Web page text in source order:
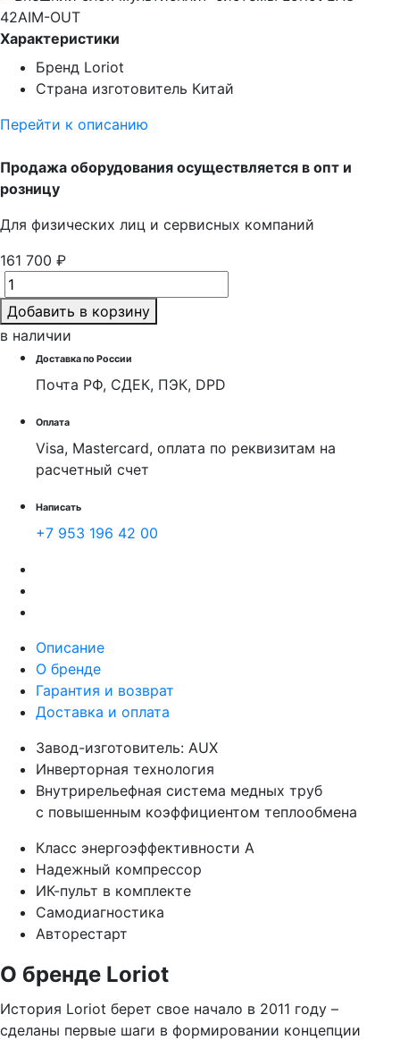
Характеристики
Бренд Loriot
Страна изготовитель Китай
Перейти к описанию
Продажа оборудования осуществляется в опт и
розницу
Для физических лиц и cервисных компаний
161 700 ₽
Добавить в корзину
в наличии
Доставка по России
Почта РФ, СДЕК, ПЭК, DPD
Оплата
Visa, Mastercard, оплата по реквизитам на
расчетный счет
Написать
+7 953 196 42 00
Описание
О бренде
Гарантия и возврат
Доставка и оплата
Завод-изготовитель: AUX
Инверторная технология
Внутрирельефная система медных труб
с повышенным коэффициентом теплообмена
Класс энергоэффективности А
Надежный компрессор
ИК-пульт в комплекте
Самодиагностика
Авторестарт
О бренде Loriot
История Loriot берет свое начало в 2011 году –
сделаны первые шаги в формировании концепции